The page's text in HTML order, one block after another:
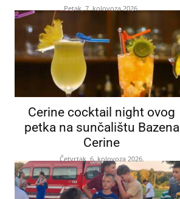
Petak, 7. kolovoza 2026.
Cerine cocktail night ovog
petka na sunčalištu Bazena
Cerine
Četvrtak, 6. kolovoza 2026.